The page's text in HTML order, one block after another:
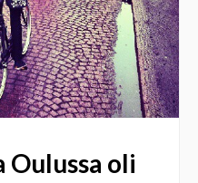
oli